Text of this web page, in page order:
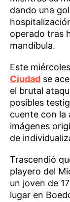
dando una
operado tras
mandíbula.
Este
Ciudad se
el brutal
posibles
cuente con la
imágenes
de
Trascendió
playero del
un joven de
lugar en